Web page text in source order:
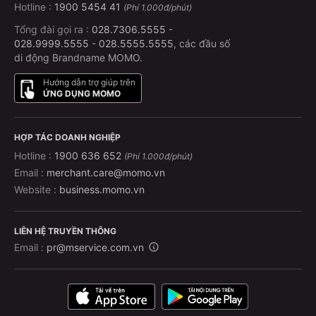
Hotline : 1900 5454 41 (Phí 1.000đ/phút)
Tổng đài gọi ra : 028.7306.5555 -
028.9999.5555 - 028.5555.5555, các đầu số
di động Brandname MOMO.
Hướng dẫn trợ giúp trên
ỨNG DỤNG MOMO
HỢP TÁC DOANH NGHIỆP
Hotline : 1900 636 652 (Phí 1.000đ/phút)
Email : merchant.care@momo.vn
Website : business.momo.vn
LIÊN HỆ TRUYỀN THÔNG
Email : pr@mservice.com.vn